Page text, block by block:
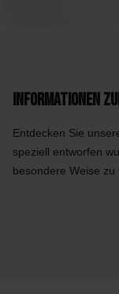
Informationen
Entdecken Sie
speziell entworfen
besondere Weise zu